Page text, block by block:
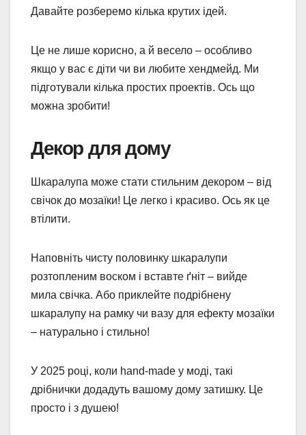
Давайте розберемо кілька крутих ідей.
Це не лише корисно, а й весело – особливо
якщо у вас є діти чи ви любите хендмейд. Ми
підготували кілька простих проектів. Ось що
можна зробити!
Декор для дому
Шкаралупа може стати стильним декором – від
свічок до мозаїки! Це легко і красиво. Ось як це
втілити.
Наповніть чисту половинку шкаралупи
розтопленим воском і вставте ґніт – вийде
мила свічка. Або приклейте подрібнену
шкаралупу на рамку чи вазу для ефекту мозаїки
– натурально і стильно!
У 2025 році, коли hand-made у моді, такі
дрібнички додадуть вашому дому затишку. Це
просто і з душею!